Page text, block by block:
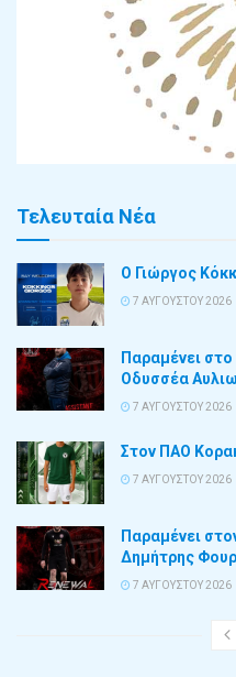
Τελευταία Νέα
Ο Γιώργος
7 ΑΥΓΟΎΣΤΟΥ 2026
Παραμένει
Οδυσσέα
7 ΑΥΓΟΎΣΤΟΥ 2026
Στον ΠΑΟ
7 ΑΥΓΟΎΣΤΟΥ 2026
Παραμένει
Δημήτρης
7 ΑΥΓΟΎΣΤΟΥ 2026